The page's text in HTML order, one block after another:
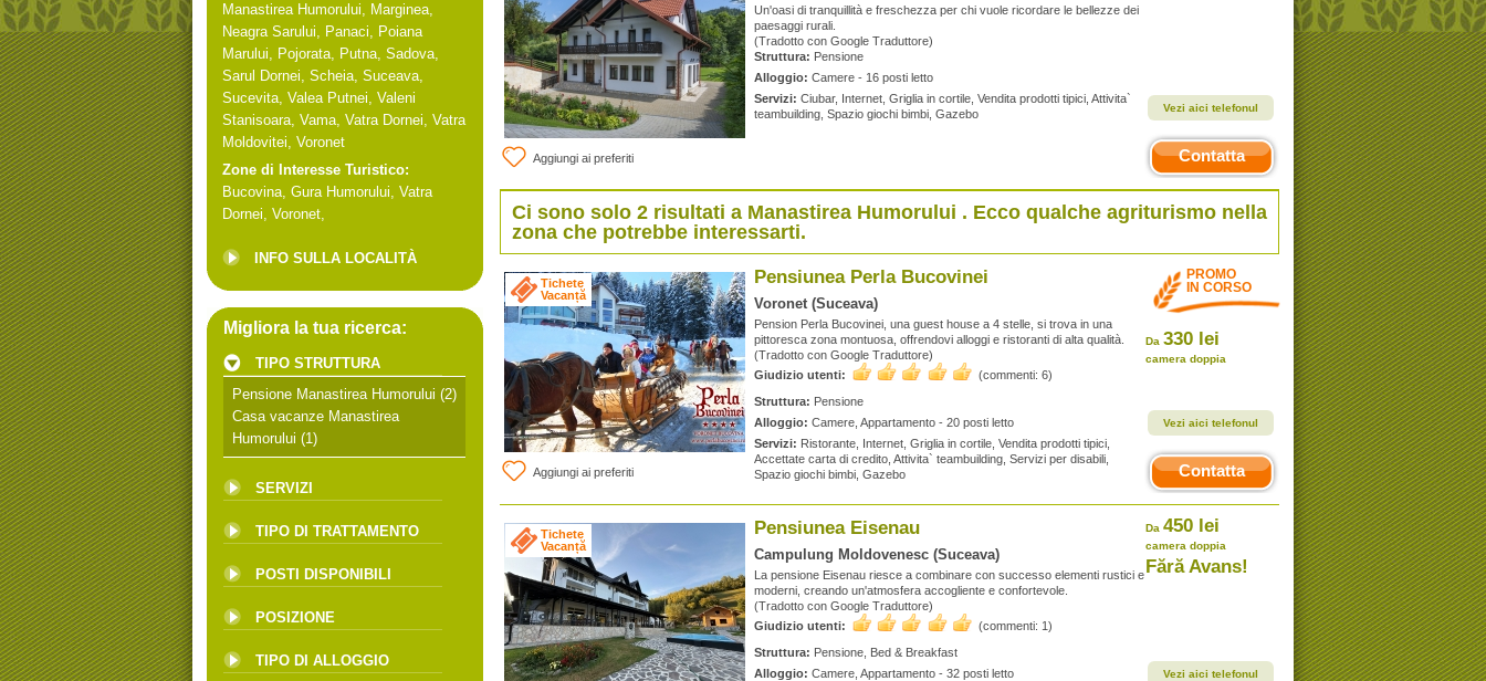
Manastirea Humorului, Marginea,
Neagra Sarului, Panaci, Poiana
Marului, Pojorata, Putna, Sadova,
Sarul Dornei, Scheia, Suceava,
Sucevita, Valea Putnei, Valeni
Stanisoara, Vama, Vatra Dornei, Vatra
Moldovitei, Voronet
Zone di Interesse Turistico:
Bucovina, Gura Humorului, Vatra
Dornei, Voronet,
INFO SULLA LOCALITÀ
Migliora la tua ricerca:
TIPO STRUTTURA
Pensione Manastirea Humorului (2)
Casa vacanze Manastirea
Humorului (1)
SERVIZI
TIPO DI TRATTAMENTO
POSTI DISPONIBILI
POSIZIONE
TIPO DI ALLOGGIO
Aggiungi ai preferiti
Un'oasi di tranquillità e freschezza per chi vuole ricordare le bellezze dei
paesaggi rurali.
(Tradotto con Google Traduttore)
Struttura: Pensione
Alloggio: Camere - 16 posti letto
Servizi: Ciubar, Internet, Griglia in cortile, Vendita prodotti tipici, Attivita`
teambuilding, Spazio giochi bimbi, Gazebo
Vezi aici telefonul
Contatta
Ci sono solo 2 risultati a Manastirea Humorului . Ecco qualche agriturismo nella
zona che potrebbe interessarti.
Tichete
Vacanță
Aggiungi ai preferiti
Pensiunea Perla Bucovinei
Voronet (Suceava)
Pension Perla Bucovinei, una guest house a 4 stelle, si trova in una
pittoresca zona montuosa, offrendovi alloggi e ristoranti di alta qualità.
(Tradotto con Google Traduttore)
Giudizio utenti:
(commenti: 6)
Struttura: Pensione
Alloggio: Camere, Appartamento - 20 posti letto
Servizi: Ristorante, Internet, Griglia in cortile, Vendita prodotti tipici,
Accettate carta di credito, Attivita` teambuilding, Servizi per disabili,
Spazio giochi bimbi, Gazebo
PROMO
IN CORSO
Da 330 lei
camera doppia
Vezi aici telefonul
Contatta
Tichete
Vacanță
Pensiunea Eisenau
Campulung Moldovenesc (Suceava)
La pensione Eisenau riesce a combinare con successo elementi rustici e
moderni, creando un'atmosfera accogliente e confortevole.
(Tradotto con Google Traduttore)
Giudizio utenti:
(commenti: 1)
Struttura: Pensione, Bed & Breakfast
Alloggio: Camere, Appartamento - 32 posti letto
Da 450 lei
camera doppia
Fără Avans!
Vezi aici telefonul